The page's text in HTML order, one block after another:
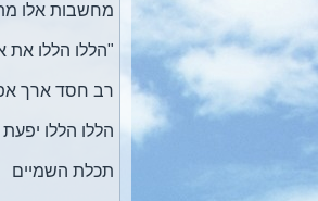
מחשבות אלו
"הללו הללו את
רב חסד ארך
הללו הללו
תכלת השמיים